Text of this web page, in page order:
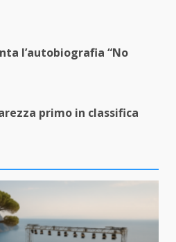
l’autobiografia “No
primo in classifica